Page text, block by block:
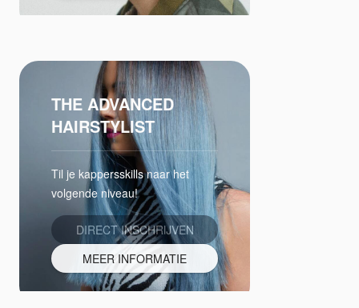
THE ADVANCED
HAIRSTYLIST
Til je kappersskills naar het
volgende niveau!
DIRECT INSCHRIJVEN
MEER INFORMATIE